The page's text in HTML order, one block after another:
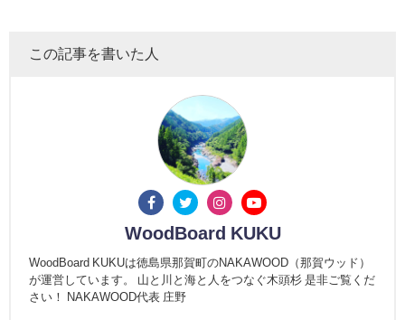
この記事を書いた人
WoodBoard KUKU
WoodBoard KUKUは徳島県那賀町のNAKAWOOD（那賀ウッド）
が運営しています。 山と川と海と人をつなぐ木頭杉 是非ご覧くだ
さい！ NAKAWOOD代表 庄野